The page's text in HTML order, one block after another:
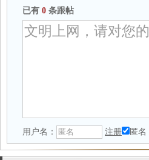
已有 0 条跟帖
用户名： 注册 匿名